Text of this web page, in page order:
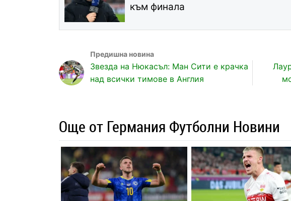
към финала
Звезда на Нюкасъл: Ман Сити е крачка
над всички тимове в Англия
Още от Германия Футболни Новини